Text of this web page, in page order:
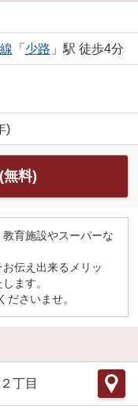
「 少路 」駅 徒歩4分
)
無料)
育施設やスーパーな
伝え出来るメリッ
ます。
さいませ。
２丁目